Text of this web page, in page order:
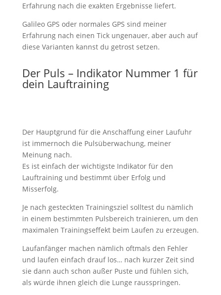
Erfahrung nach die exakten Ergebnisse liefert.
Galileo GPS oder normales GPS sind meiner
Erfahrung nach einen Tick ungenauer, aber auch auf
diese Varianten kannst du getrost setzen.
Der Puls – Indikator Nummer 1 für
dein Lauftraining
Der Hauptgrund für die Anschaffung einer Laufuhr
ist immernoch die Pulsüberwachung, meiner
Meinung nach.
Es ist einfach der wichtigste Indikator für den
Lauftraining und bestimmt über Erfolg und
Misserfolg.
Je nach gesteckten Trainingsziel solltest du nämlich
in einem bestimmten Pulsbereich trainieren, um den
maximalen Trainingseffekt beim Laufen zu erzeugen.
Laufanfänger machen nämlich oftmals den Fehler
und laufen einfach drauf los… nach kurzer Zeit sind
sie dann auch schon außer Puste und fühlen sich,
als würde ihnen gleich die Lunge rausspringen.